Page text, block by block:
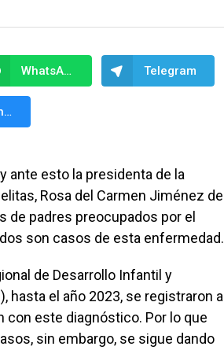
WhatsApp Telegram
Messenger
ante esto la presidenta de la
Rosa del Carmen Jiménez de
de padres preocupados por el
son casos de esta enfermedad.
de Desarrollo Infantil y
hasta el año 2023, se registraron al
con este diagnóstico. Por lo que
sin embargo, se sigue dando